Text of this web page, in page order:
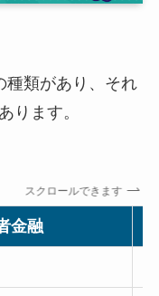
種類があり、それ
ります。
スクロールできます
金融